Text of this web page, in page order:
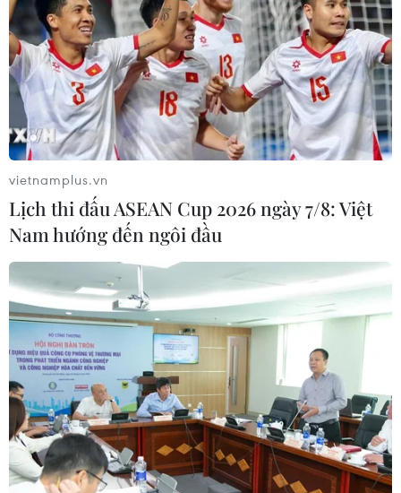
(Vietnam+)
#TPBank Mobile #phố đi bộ Hồ Gươm
#Voicepay
#Global Brand Magazines
Theo dõi VietnamPlus
vietnamplus.vn
Lịch thi đấu ASEAN Cup 2026 ngày 7/8: Việt
Nam hướng đến ngôi đầu